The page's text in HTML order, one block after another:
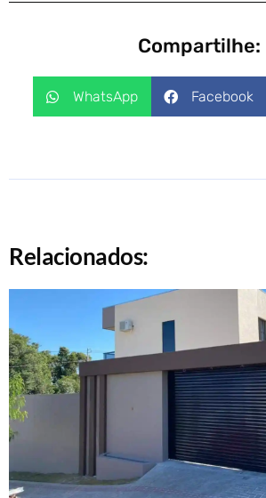
Compartilhe:
WhatsApp Facebook
Relacionados: